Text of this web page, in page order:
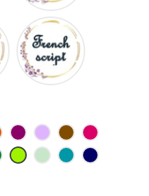
French
script
OrangePruneLilasMarronFuchsia
Vert
bouteille
Anis
Vert
d'eau
Turquoise
Marine